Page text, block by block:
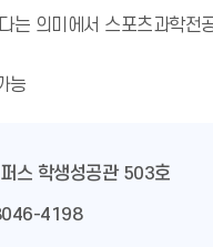
는 의미에서 스포츠과학전
능
스 학생성공관 503호
4198